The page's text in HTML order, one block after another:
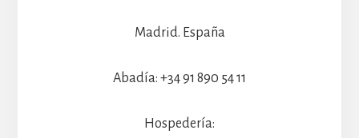
Madrid. España
Abadía: +34 91 890 54 11
Hospedería: